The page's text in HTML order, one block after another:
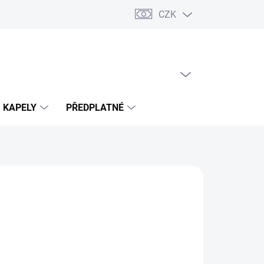
CZK
KAPELY PŘEDPLATNÉ